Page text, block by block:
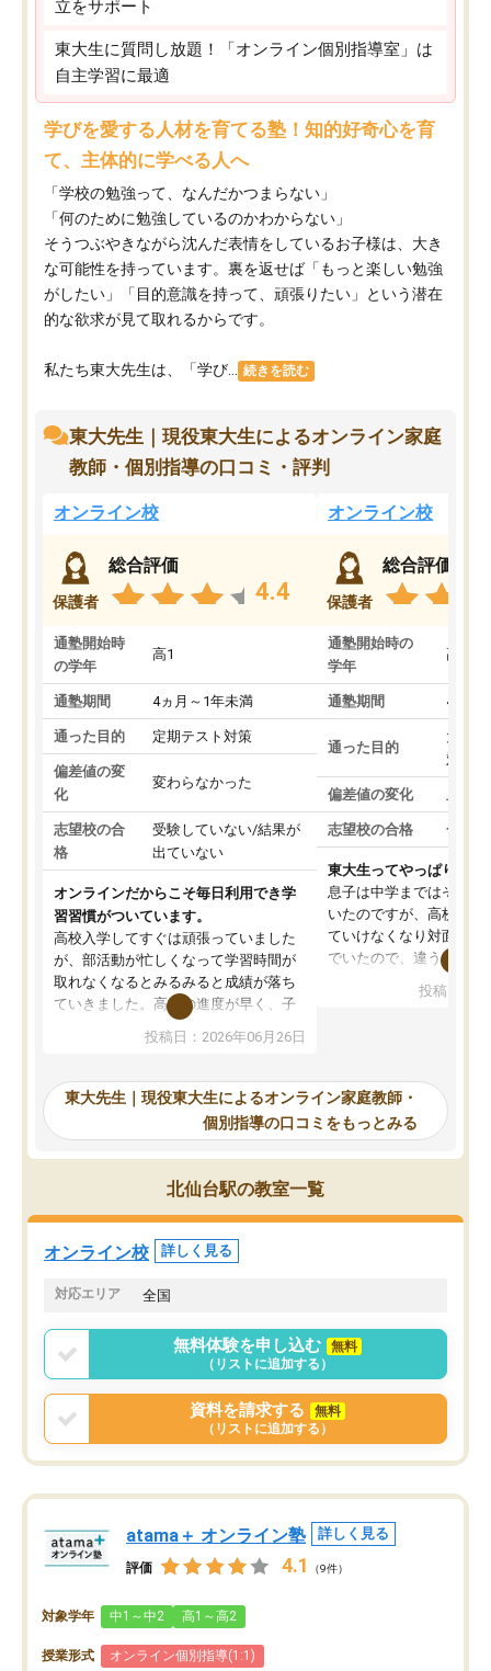
立をサポート
東大生に質問し放題！「オンライン個別指導室」は
自主学習に最適
学びを愛する人材を育てる塾！知的好奇心を育
て、主体的に学べる人へ
「学校の勉強って、なんだかつまらない」
「何のために勉強しているのかわからない」
そうつぶやきながら沈んだ表情をしているお子様は、大き
な可能性を持っています。裏を返せば「もっと楽しい勉強
がしたい」「目的意識を持って、頑張りたい」という潜在
的な欲求が見て取れるからです。
私たち東大先生は、「学び... 続きを読む
東大先生｜現役東大生によるオンライン家庭
教師・個別指導の口コミ・評判
オンライン校
保護者
総合評価
4.4
通塾開始時
の学年
高1
通塾期間 4ヵ月～1年未満
通った目的 定期テスト対策
偏差値の変
化
変わらなかった
志望校の合
格
受験していない/結果が
出ていない
オンラインだからこそ毎日利用でき学
習習慣がついています。
高校入学してすぐは頑張っていました
が、部活動が忙しくなって学習時間が
取れなくなるとみるみると成績が落ち
ていきました。高校の進度が早く、子
供も家に帰って勉強の話すると嫌な反
応を示します。東大先生にお願いして
れるので、親としても安心です。毎日
使える自習室とかもあり、わからない
ところがあれば先生が回答してくれる
のも重宝しています。
投稿日：2026年06月26日
オンライン校
保護者
総合評価
通塾開始時の
学年
高3
通塾期間 4ヵ月
通った目的
大学
対策
偏差値の変化
志望校の合格 合格
東大生ってやっぱりすご
息子は中学まではそこそ
いたのですが、高校に入
ていけなくなり対面の塾
でいたので、違うアプロ
で、当初は模試でD判定
自習室が毎日使えていつ
るのが心強かったよう
謝です。
投稿日：
東大先生｜現役東大生によるオンライン家庭教師・
個別指導の口コミをもっとみる
北仙台駅の教室一覧
オンライン校 詳しく見る
対応エリア 全国
無料体験を申し込む
無料
（リストに追加する）
資料を請求する
無料
（リストに追加する）
atama＋ オンライン塾 詳しく見る
評価 4.1 （9件）
対象学年 中1～中2 高1～高2
授業形式 オンライン個別指導(1:1)